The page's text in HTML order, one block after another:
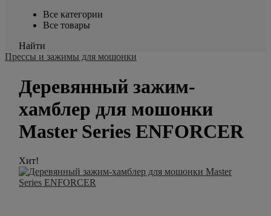
Все категории
Все товары
Найти
Прессы и зажимы для мошонки
Деревянный зажим-
хамблер для мошонки
Master Series ENFORCER
Хит!